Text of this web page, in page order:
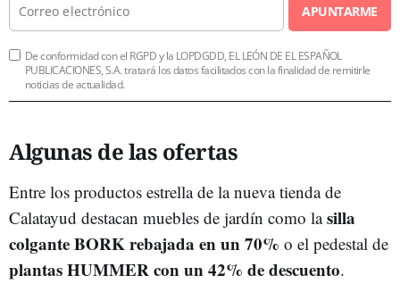
APUNTARME
De conformidad con el RGPD y la LOPDGDD, EL LEÓN DE EL ESPAÑOL
PUBLICACIONES, S.A. tratará los datos facilitados con la finalidad de remitirle
noticias de actualidad.
Algunas de las ofertas
Entre los productos estrella de la nueva tienda de
Calatayud destacan muebles de jardín como lasilla
colgante BORK rebajada en un 70% o el pedestal de
plantas HUMMER con un 42% de descuento.